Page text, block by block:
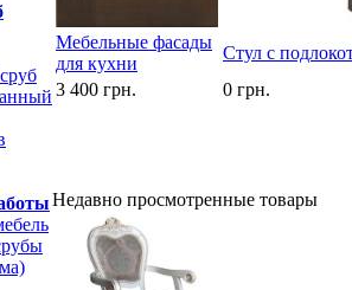
Мебельные фасады
для кухни
Стул с
3 400 грн.
0 грн.
Недавно просмотренные товары